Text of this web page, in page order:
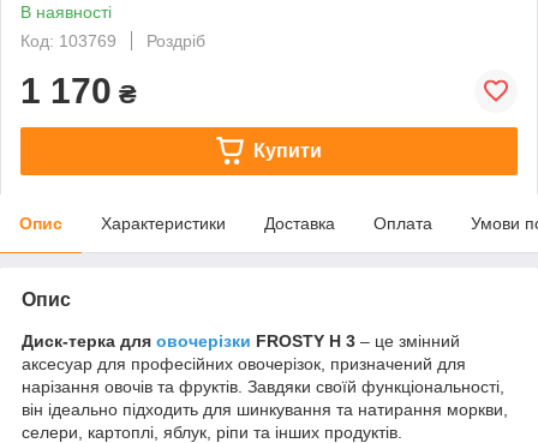
В наявності
Код: 103769
Роздріб
1 170 ₴
Купити
Опис Характеристики Доставка Оплата Умови
Опис
Диск-терка для овочерізки FROSTY H 3 – це змінний
аксесуар для професійних овочерізок, призначений для
нарізання овочів та фруктів. Завдяки своїй функціональності,
він ідеально підходить для шинкування та натирання моркви,
селери, картоплі, яблук, ріпи та інших продуктів.